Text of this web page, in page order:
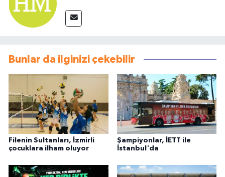
Bunlar da ilginizi çekebilir
Filenin Sultanları, İzmirli
çocuklara ilham oluyor
Şampiyonlar, İETT ile
İstanbul'da